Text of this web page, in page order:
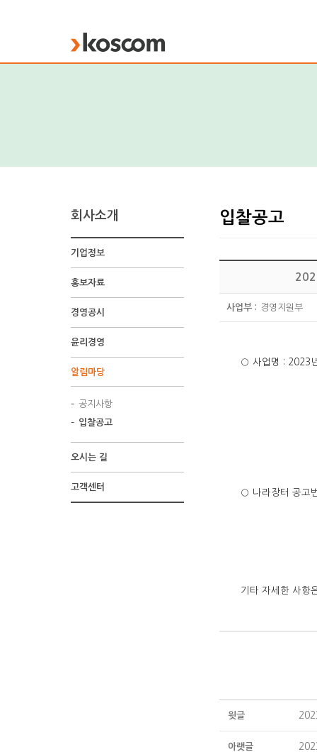
KOSCOM
회사소개
기업정보
홍보자료
경영공시
윤리경영
알림마당
공지사항
입찰공고
오시는 길
고객센터
입찰공고
사업부 : 경영지원부
○ 사업명 : 2023
○ 나라장터 공고
기타 자세한 사항
윗글
아랫글